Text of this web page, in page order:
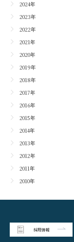
2024年
2023年
2022年
2021年
2020年
2019年
2018年
2017年
2016年
2015年
2014年
2013年
2012年
2011年
2010年
採用情報